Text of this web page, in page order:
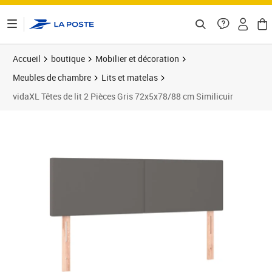
Accueil boutique
Mobilier et décoration
Meubles de chambre
Lits et matelas
vidaXL Têtes de lit 2 Pièces Gris 72x5x78/88 cm Similicuir